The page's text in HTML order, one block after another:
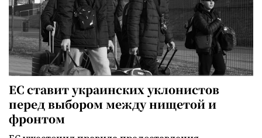
ЕС ставит украинских уклонистов
перед выбором между нищетой и
фронтом